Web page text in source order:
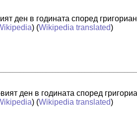
ден в годината според
) (Wikipedia translated)
ден в годината според
) (Wikipedia translated)